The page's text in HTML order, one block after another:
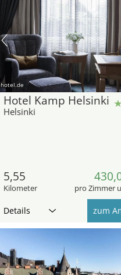
hotel.de
Hotel Kamp Helsinki
Helsinki
5,55
Kilometer pro Zimmer
Details zum